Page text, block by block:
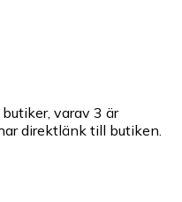
varav 3 är
direktlänk till butiken.